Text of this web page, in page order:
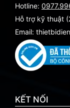
Hotline:
Hỗ trợ kỹ thuật
Email:
KẾT NỐI